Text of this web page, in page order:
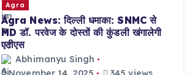
Agra
Agra News: दिल्ली धमाका: SNMC से
MD डॉ. परवेज के दोस्तों की कुंडली खंगालेगी
एटीएस
Abhimanyu Singh